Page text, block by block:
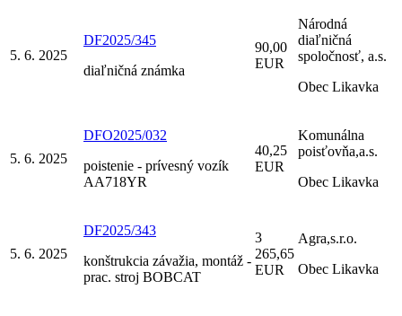
5. 6. 2025
DF2025/345
diaľničná známka
90,00
EUR
Národná
diaľničná
spoločnosť, a.s.
Obec Likavka
5. 6. 2025
DFO2025/032
poistenie - prívesný vozík
AA718YR
40,25
EUR
Komunálna
poisťovňa,a.s.
Obec Likavka
5. 6. 2025
DF2025/343
konštrukcia závažia, montáž -
prac. stroj BOBCAT
3
265,65
EUR
Agra,s.r.o.
Obec Likavka